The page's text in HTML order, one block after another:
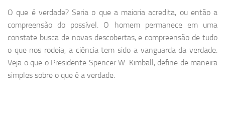
O que é verdade? Seria o que a maioria acredita, ou então a
compreensão do possível. O homem permanece em uma
constate busca de novas descobertas, e compreensão de tudo
o que nos rodeia, a ciência tem sido a vanguarda da verdade.
Veja o que o Presidente Spencer W. Kimball, define de maneira
simples sobre o que é a verdade.